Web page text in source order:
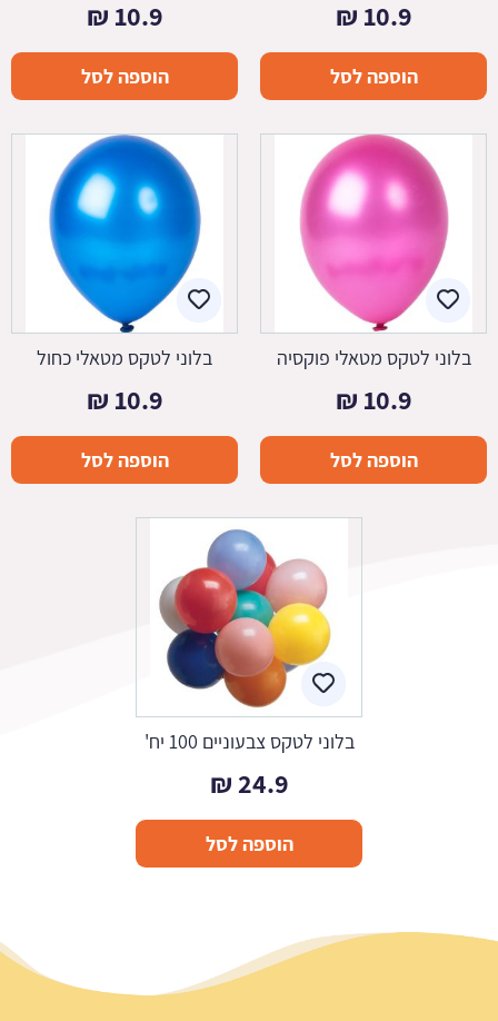
10.9
₪
הוספה לסל
10.9
₪
הוספה לסל
בלוני לטקס מטאלי פוקסיה
10.9
₪
הוספה לסל
בלוני לטקס מטאלי כחול
10.9
₪
הוספה לסל
בלוני לטקס צבעוניים 100 יח'
24.9
₪
הוספה לסל